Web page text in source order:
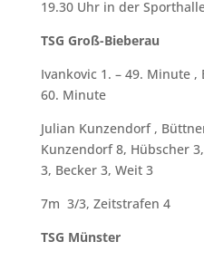
19.30 Uhr in der
TSG Groß-Bieberau
Ivankovic 1. – 49. Minute
60. Minute
Julian Kunzendorf ,
Kunzendorf 8, Hübscher
3, Becker 3, Weit 3
7m 3/3, Zeitstrafen 4
TSG Münster